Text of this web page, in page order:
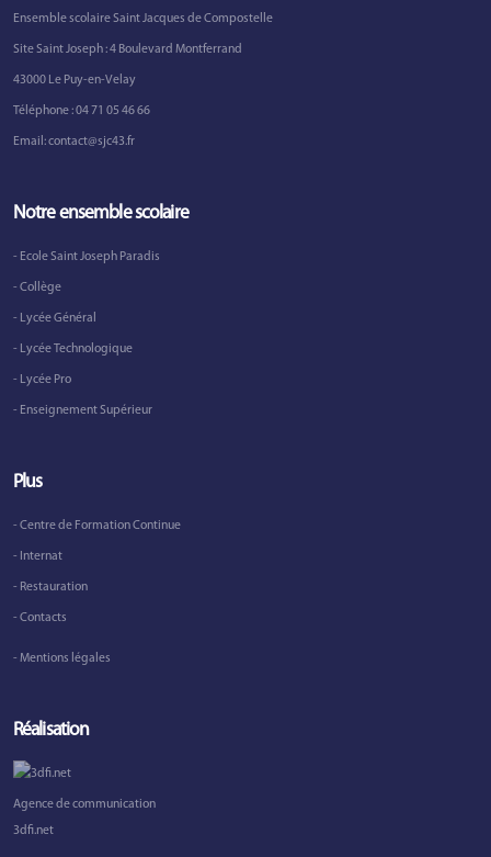
Ensemble scolaire Saint Jacques de Compostelle
Site Saint Joseph : 4 Boulevard Montferrand
43000 Le Puy-en-Velay
Téléphone :04 71 05 46 66
Email:contact@sjc43.fr
Notre ensemble scolaire
- Ecole Saint Joseph Paradis
- Collège
- Lycée Général
- Lycée Technologique
- Lycée Pro
- Enseignement Supérieur
Plus
- Centre de Formation Continue
- Internat
- Restauration
- Contacts
- Mentions légales
Réalisation
Agence de communication
3dfi.net